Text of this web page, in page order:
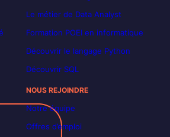
Le métier de Data Analyst
Formation POEI en informatique
Découvrir le langage Python
Découvrir SQL
NOUS REJOINDRE
Notre équipe
Offres d’emploi